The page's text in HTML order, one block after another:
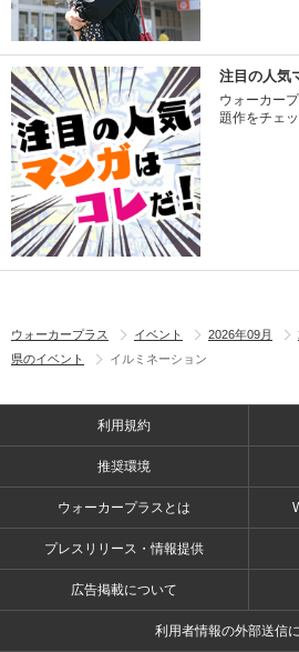
注目の人気
ウォーカー
題作をチェ
ウォーカープラス イベント 2026年09月
県のイベント
イルミネーション
利用規約
推奨環境
ウォーカープラスとは
プレスリリース・情報提供
広告掲載について
利用者情報の外部送信